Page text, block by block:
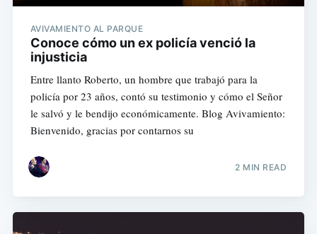
AVIVAMIENTO AL PARQUE
Conoce cómo un ex policía venció la
injusticia
Entre llanto Roberto, un hombre que trabajó para la
policía por 23 años, contó su testimonio y cómo el Señor
le salvó y le bendijo económicamente. Blog Avivamiento:
Bienvenido, gracias por contarnos su
2 MIN READ